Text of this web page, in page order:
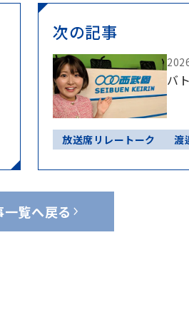
次の記事
バ
放送席リレートーク 渡
一覧へ戻る